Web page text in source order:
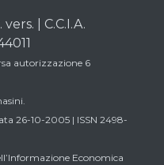
| C.C.I.A.
autorizzazione 6
26-10-2005 | ISSN 2498-
Economica